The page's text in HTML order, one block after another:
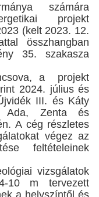
számára
projekt
(kelt 2023. 12.
összhangban
35. szakasza
a projekt
2024. július és
III. és Káty
Ada, Zenta és
A cég részletes
végez az
feltételeinek
vizsgálatok
10 m tervezett
a helyszíntől és